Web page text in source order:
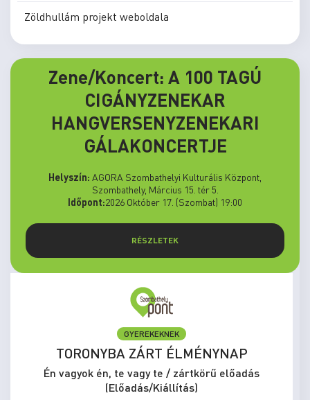
Zöldhullám projekt weboldala
Zene/Koncert: A 100 TAGÚ
CIGÁNYZENEKAR
HANGVERSENYZENEKARI
GÁLAKONCERTJE
Helyszín: AGORA Szombathelyi Kulturális Központ,
Szombathely, Március 15. tér 5.
Időpont:2026 Október 17. (Szombat) 19:00
RÉSZLETEK
GYEREKEKNEK
TORONYBA ZÁRT ÉLMÉNYNAP
Én vagyok én, te vagy te / zártkörű előadás
(Előadás/Kiállítás)